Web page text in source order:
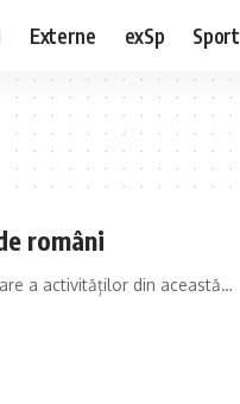
Externe exSp Sport
români
a activităților din această…